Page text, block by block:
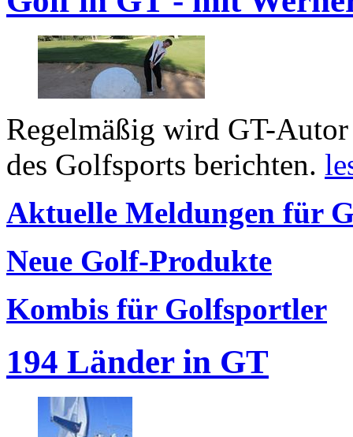
Regelmäßig wird GT-
des Golfsports berichten.
Aktuelle Meldungen für
Neue Golf-Produkte
Kombis für Golfsportler
194 Länder in GT